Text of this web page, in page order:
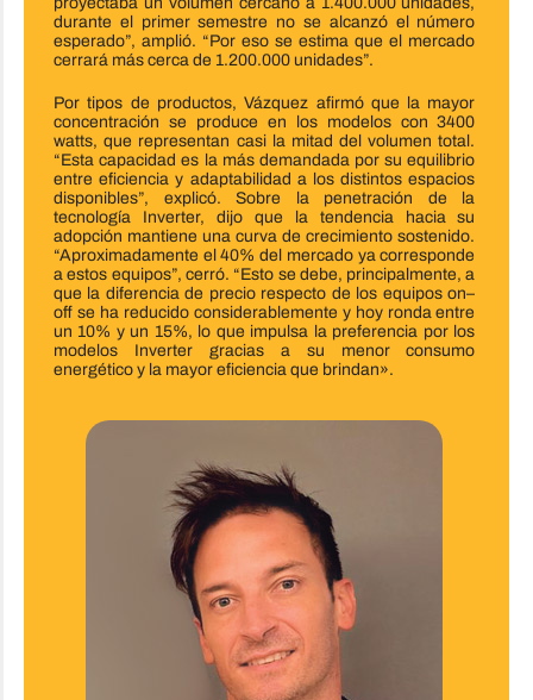
durante el primer semestre no se alcanzó el número
esperado”, amplió. “Por eso se estima que el mercado
cerrará más cerca de 1.200.000 unidades”.
Por tipos de productos, Vázquez afirmó que la mayor
concentración se produce en los modelos con 3400
watts, que representan casi la mitad del volumen total.
“Esta capacidad es la más demandada por su equilibrio
entre eficiencia y adaptabilidad a los distintos espacios
disponibles”, explicó. Sobre la penetración de la
tecnología Inverter, dijo que la tendencia hacia su
adopción mantiene una curva de crecimiento sostenido.
“Aproximadamente el 40% del mercado ya corresponde
a estos equipos”, cerró. “Esto se debe, principalmente, a
que la diferencia de precio respecto de los equipos on–
off se ha reducido considerablemente y hoy ronda entre
un 10% y un 15%, lo que impulsa la preferencia por los
modelos Inverter gracias a su menor consumo
energético y la mayor eficiencia que brindan».